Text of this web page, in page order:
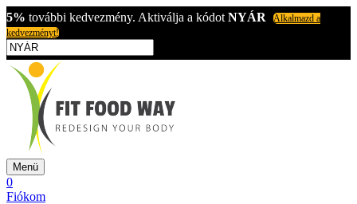
5% további kedvezmény. Aktiválja a kódot NYÁR
Alkalmazd a
kedvezményt!
Menü
0
Fiókom